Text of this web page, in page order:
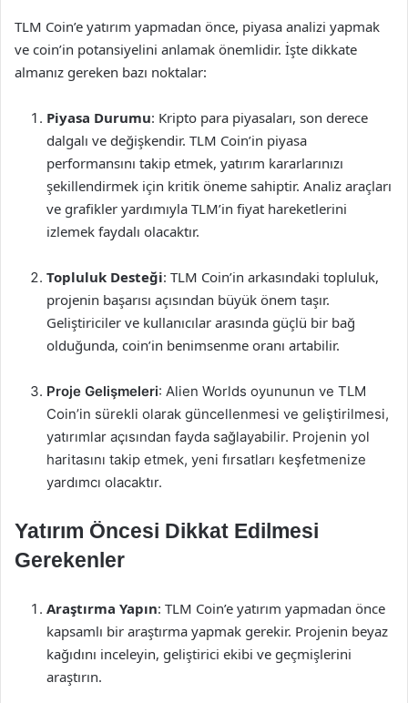
TLM Coin’e yatırım yapmadan önce, piyasa analizi yapmak
ve coin’in potansiyelini anlamak önemlidir. İşte dikkate
almanız gereken bazı noktalar:
Piyasa Durumu: Kripto para piyasaları, son derece
dalgalı ve değişkendir. TLM Coin’in piyasa
performansını takip etmek, yatırım kararlarınızı
şekillendirmek için kritik öneme sahiptir. Analiz araçları
ve grafikler yardımıyla TLM’in fiyat hareketlerini
izlemek faydalı olacaktır.
Topluluk Desteği: TLM Coin’in arkasındaki topluluk,
projenin başarısı açısından büyük önem taşır.
Geliştiriciler ve kullanıcılar arasında güçlü bir bağ
olduğunda, coin’in benimsenme oranı artabilir.
Proje Gelişmeleri: Alien Worlds oyununun ve TLM
Coin’in sürekli olarak güncellenmesi ve geliştirilmesi,
yatırımlar açısından fayda sağlayabilir. Projenin yol
haritasını takip etmek, yeni fırsatları keşfetmenize
yardımcı olacaktır.
Yatırım Öncesi Dikkat Edilmesi
Gerekenler
Araştırma Yapın: TLM Coin’e yatırım yapmadan önce
kapsamlı bir araştırma yapmak gerekir. Projenin beyaz
kağıdını inceleyin, geliştirici ekibi ve geçmişlerini
araştırın.